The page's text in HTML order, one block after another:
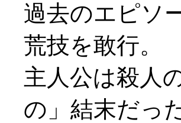
過去のエピソ
荒技を敢行。
主人公は殺人
の」結末だっ